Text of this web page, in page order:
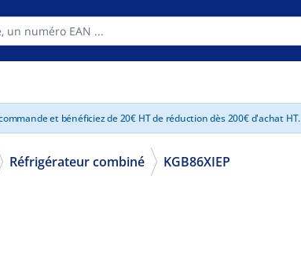
et bénéficiez de 20€ HT de réduction dès 200€ d'achat HT.
Réfrigérateur combiné KGB86XIEP